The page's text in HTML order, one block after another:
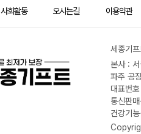
사회활동 오시는길 이용약관
세종기
본사 :
파주 공
대표번
통신판
건강기